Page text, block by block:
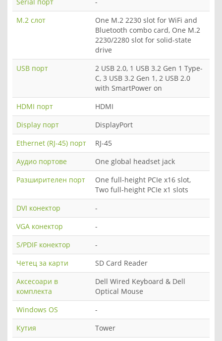
M.2 слот
One M.2 2230 slot for WiFi and
Bluetooth combo card, One M.2
2230/2280 slot for solid-state
drive
USB порт
2 USB 2.0, 1 USB 3.2 Gen 1 Type-
C, 3 USB 3.2 Gen 1, 2 USB 2.0
with SmartPower on
HDMI порт
HDMI
Display порт
DisplayPort
Ethernet (RJ-45) порт
RJ-45
Аудио портове
One global headset jack
Разширителен порт
One full-height PCIe x16 slot,
Two full-height PCIe x1 slots
DVI конектор
-
VGA конектор
-
S/PDIF конектор
-
Четец за карти
SD Card Reader
Аксесоари в
комплекта
Dell Wired Keyboard & Dell
Optical Mouse
Windows OS
-
Кутия
Tower